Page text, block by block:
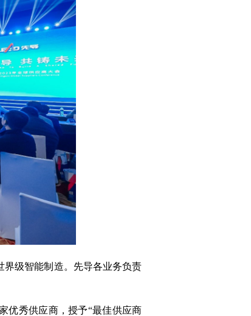
界级智能制造。先导各业务负责
优秀供应商，授予“最佳供应商